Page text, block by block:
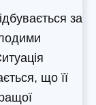
за
що її